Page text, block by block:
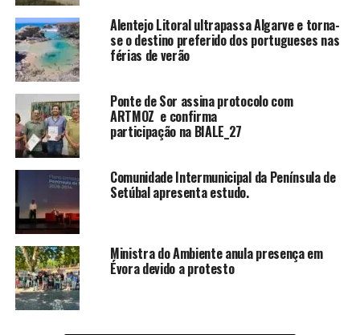
Alentejo Litoral ultrapassa Algarve e torna-
se o destino preferido dos portugueses nas
férias de verão
Ponte de Sor assina protocolo com
ARTMOZ e confirma
participação na BIALE_27
Comunidade Intermunicipal da Península de
Setúbal apresenta estudo.
Ministra do Ambiente anula presença em
Évora devido a protesto